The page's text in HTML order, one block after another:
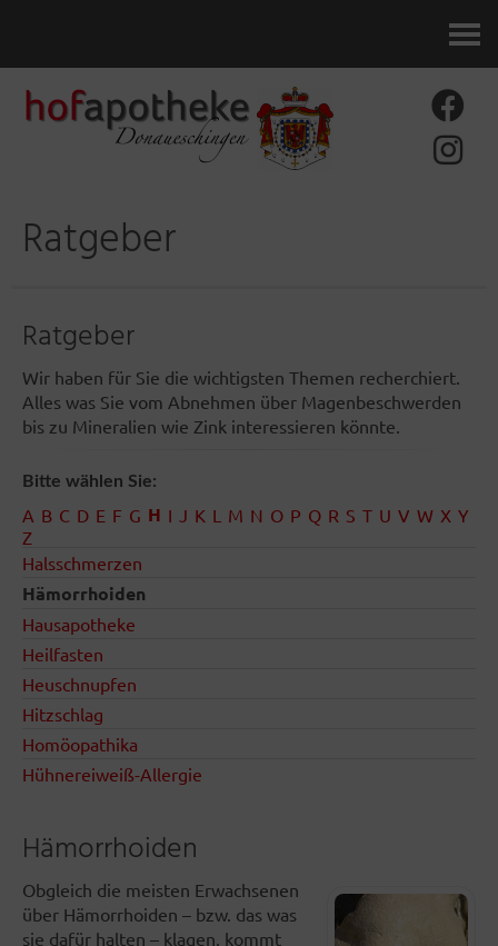
Ratgeber
Ratgeber
Wir haben für Sie die wichtigsten Themen recherchiert.
Alles was Sie vom Abnehmen über Magenbeschwerden
bis zu Mineralien wie Zink interessieren könnte.
Bitte wählen Sie:
A B C D E F G H I J K L M N O P Q R S T U V W X Y
Z
Halsschmerzen
Hämorrhoiden
Hausapotheke
Heilfasten
Heuschnupfen
Hitzschlag
Homöopathika
Hühnereiweiß-Allergie
Hämorrhoiden
Obgleich die meisten Erwachsenen
über Hämorrhoiden – bzw. das was
sie dafür halten – klagen, kommt